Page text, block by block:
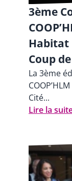
3ème
Habitat
Coup
La 3ème
Cité...
Lire la